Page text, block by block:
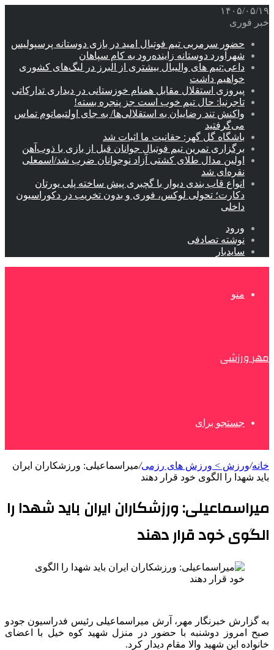
۱۴۰۵/۰۵/۱۹
خبر فوری
حضور سرمربی تیم فوتبال امید در بازی دوستانه پرسپولیس
شهرآورد دوستانه زاینده‌رود به کام سپاهان
داعی:تیم های والیبال بیشتری از البرز در لیگ‌های کشوری
خواهیم داشت
پیروزی استقلال مقابل همنام خوزستانی در دیداری تدارکاتی
تاجرنیا: حال تیم خوب است جز پنجره بسته!
واکنش تند رضاییان به استقلالی‌ها/ به جای اولتیماتوم تماس
می‌گرفتید
باشگاه گل گهر: حقانیت ما اثبات شد
برگزاری تمرین تیم فوتبال جوانان قبل از بازی با ذوب‌آهن
اولین مدال طلای کشتی آزاد نوجوانان ضرب شد/اسمعلی
نقره‌ای شد
انواع قاب بندی دیوار با گچبری پیش ساخته پلی یورتان
دکارت؛ تحولی لوکس، فوری و بدون تخریب در دکوراسیون
داخلی
ورود
نوشته تصادفی
سایدبار
منو
مهر ورزشی
جستجو برای
خانه/ورزش > ورزش های رزمی/میراسماعیلی: ورزشکاران ایران
باید شهدا را الگوی خود قرار دهند
میراسماعیلی: ورزشکاران ایران باید شهدا را
الگوی خود قرار دهند
به گزارش خبرنگار مهر، آرش میراسماعیلی رئیس فدراسیون جودو
صبح امروز دوشنبه با حضور در منزل شهید کوه خیل با اعضای
خانواده این شهید والا مقام دیدار کرد.